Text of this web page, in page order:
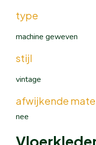
type
machine geweven
stijl
vintage
afwijkende
nee